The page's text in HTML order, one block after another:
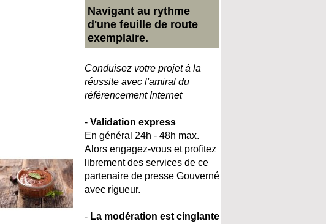
Navigant au rythme
d'une feuille de route
exemplaire.
Conduisez votre projet à la
réussite avec l'amiral du
référencement Internet
- Validation express
En général 24h - 48h max.
Alors engagez-vous et profitez
librement des services de ce
partenaire de presse Gouverné
avec rigueur.
- La modération est cinglante